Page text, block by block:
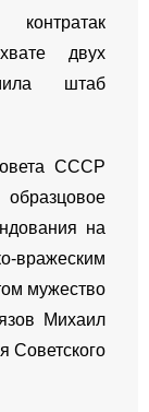
двух
штаб
СССР
на
мужество
Михаил
Советского